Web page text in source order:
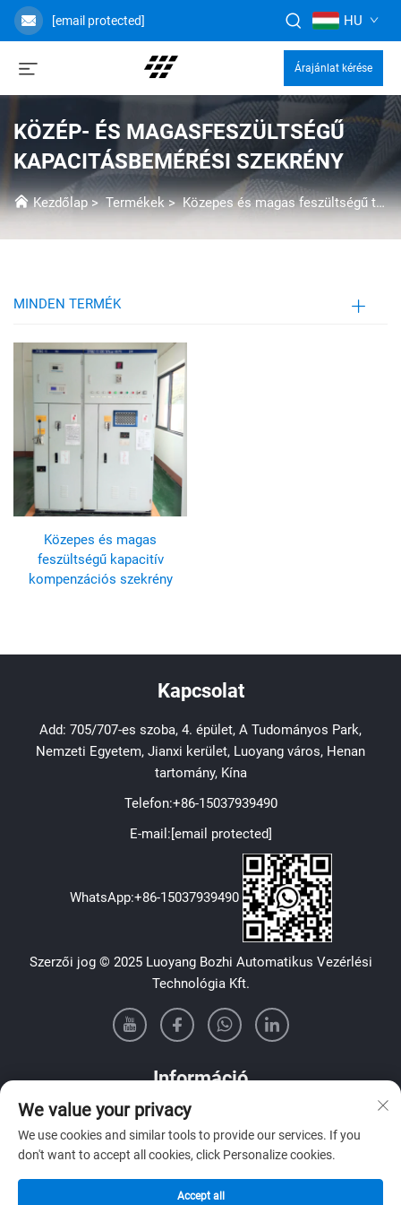
[email protected] HU
Árajánlat kérése
KÖZÉP- ÉS MAGASFESZÜLTSÉGŰ
KAPACITÁSBEMÉRÉSI SZEKRÉNY
Kezdőlap>Termékek>Közepes és magas feszültségű transzmisszió és elosztás
MINDEN TERMÉK
Közepes és magas
feszültségű kapacitív
kompenzációs szekrény
Kapcsolat
Add: 705/707-es szoba, 4. épület, A Tudományos Park,
Nemzeti Egyetem, Jianxi kerület, Luoyang város, Henan
tartomány, Kína
Telefon:+86-15037939490
E-mail:[email protected]
WhatsApp:+86-15037939490
Szerzői jog © 2025 Luoyang Bozhi Automatikus Vezérlési
Technológia Kft.
Információ
Iratkozz fel a heti hírlevelünkre
We value your privacy
We use cookies and similar tools to provide our services. If you
don't want to accept all cookies, click Personalize cookies.
Accept all